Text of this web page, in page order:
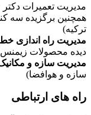
مدیریت تعمیرات
همچنین برگزیده سه
ترکیه)
مدیریت راه اندازی
دیده محصولات زیمنس
مدیریت سازه و
سازه و هوافضا)
راه های ارتباطی